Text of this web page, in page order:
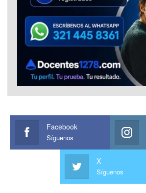
Facebook
Síguenos
X
Síguenos